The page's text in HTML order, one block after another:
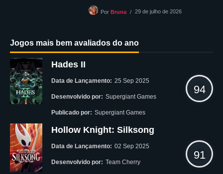
Por Bruna 29 de julho de 2026
Jogos mais bem avaliados do ano
Hades II
Data de Lançamento: 25 Sep 2025
Desenvolvido por: Supergiant Games
Publicado por: Supergiant Games
94
Hollow Knight: Silksong
Data de Lançamento: 02 Sep 2025
Desenvolvido por: Team Cherry
91